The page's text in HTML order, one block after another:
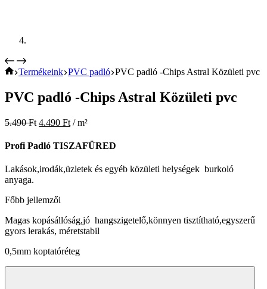
Profi Padló TISZAFÜRED
Lakások,irodák,üzletek és egyéb közületi helységek burkoló
anyaga.
Főbb jellemzői
Magas kopásállóság,jó hangszigetelő,könnyen tisztítható,egyszerű
gyors lerakás, méretstabil
0,5mm koptatóréteg